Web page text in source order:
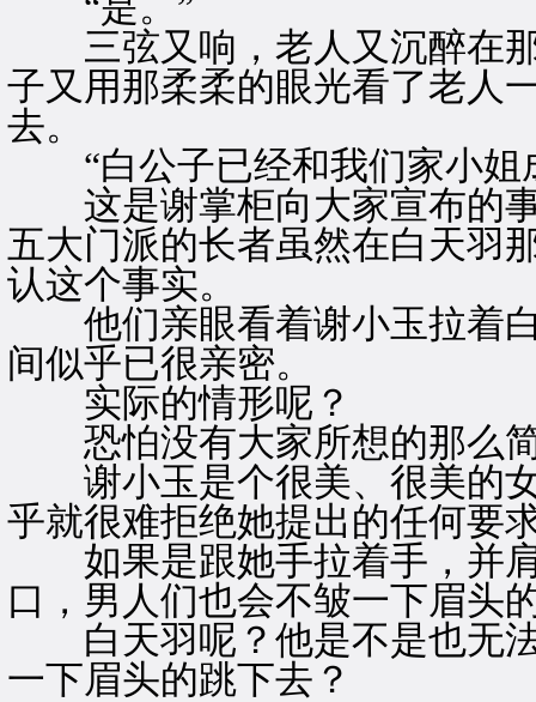
三弦又响，老人又沉醉在那
子又用那柔柔的眼光看了老人
去。
“白公子已经和我们家小姐
这是谢掌柜向大家宣布的事
五大门派的长者虽然在白天羽
认这个事实。
他们亲眼看着谢小玉拉着白
间似乎已很亲密。
实际的情形呢？
恐怕没有大家所想的那么
谢小玉是个很美、很美的女
乎就很难拒绝她提出的任何要
如果是跟她手拉着手，并肩
口，男人们也会不皱一下眉头
白天羽呢？他是不是也无法
一下眉头的跳下去？